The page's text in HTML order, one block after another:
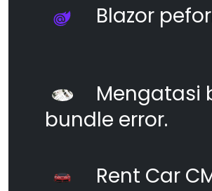
Blazor
Mengatasi
bundle error.
Rent Car